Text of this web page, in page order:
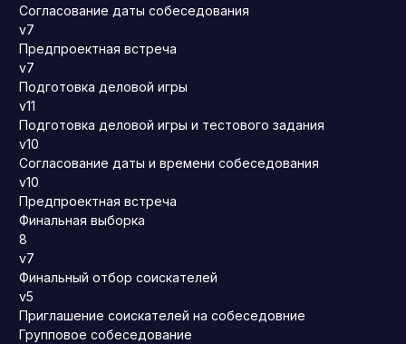
Согласование даты собеседования
v7
Предпроектная встреча
v7
Подготовка деловой игры
v11
Подготовка деловой игры и тестового задания
v10
Согласование даты и времени собеседования
v10
Предпроектная встреча
Финальная выборка
8
v7
Финальный отбор соискателей
v5
Приглашение соискателей на собеседовние
Групповое собеседование